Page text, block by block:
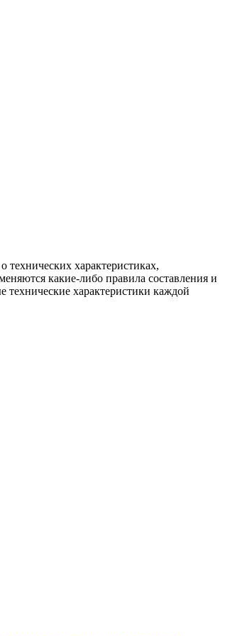
характеристиках,
какие-либо правила составления и
технические характеристики каждой